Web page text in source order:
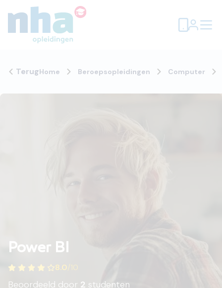
TerugHome Beroepsopleidingen Computer
Power BI
8.0
Beoordeeld door 2 studenten